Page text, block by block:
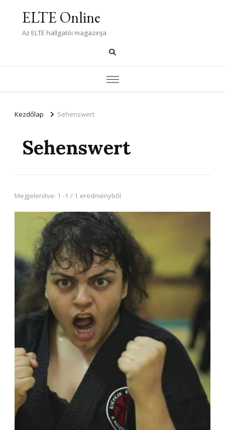
ELTE Online
Az ELTE hallgatói magazinja
Kezdőlap Sehenswert
Sehenswert
Megjelenítve: 1 -1 / 1 eredményből